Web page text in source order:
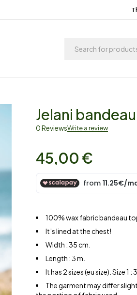
Jelani
0 ReviewsWrite a review
45,00€
100% wax fabric bandeau
It’s lined at the chest!
Width : 35 cm.
Length : 3 m.
It has 2 sizes (eu size). Size 1
The garment may differ